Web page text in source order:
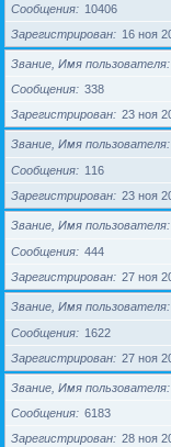
Сообщения
10406
Зарегистрирован
16 ноя
Звание, Имя пользователя
Сообщения
338
Зарегистрирован
23 ноя
Звание, Имя пользователя
Сообщения
116
Зарегистрирован
23 ноя
Звание, Имя пользователя
Сообщения
444
Зарегистрирован
27 ноя
Звание, Имя пользователя
Сообщения
1622
Зарегистрирован
27 ноя
Звание, Имя пользователя
Сообщения
6183
Зарегистрирован
28 ноя